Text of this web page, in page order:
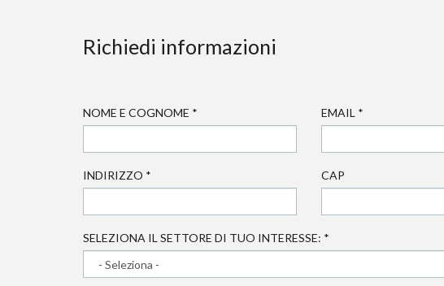
Richiedi informazioni
NOME E COGNOME * EMAIL *
INDIRIZZO * CAP
SELEZIONA IL SETTORE DI TUO INTERESSE: *